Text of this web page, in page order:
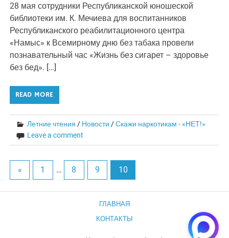
28 мая сотрудники Республиканской юношеской
библиотеки им. К. Мечиева для воспитанников
Республиканского реабилитационного центра
«Намыс» к Всемирному дню без табака провели
познавательный час «Жизнь без сигарет – здоровье
без бед». […]
READ MORE
Летние чтения / Новости /Скажи наркотикам - «НЕТ!»
Leave a comment
« 1 … 8 9 10
ГЛАВНАЯ
КОНТАКТЫ